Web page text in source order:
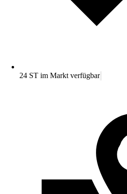
24 ST im Markt verfügbar